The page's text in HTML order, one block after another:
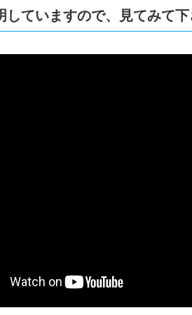
していますので、見てみて下